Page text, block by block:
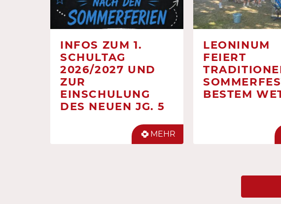
INFOS ZUM 1.
SCHULTAG
2026/2027 UND
ZUR
EINSCHULUNG
DES NEUEN JG. 5
MEHR
LEONINUM
FEIERT
BESTEM